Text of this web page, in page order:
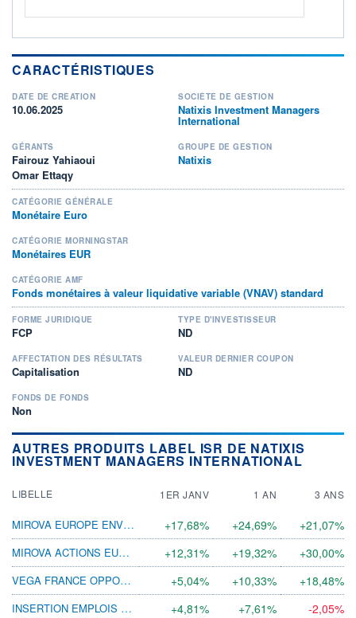
CARACTÉRISTIQUES
DATE DE CRÉATION
10.06.2025
SOCIÉTÉ DE GESTION
Natixis Investment Managers
International
GÉRANTS
Fairouz Yahiaoui
Omar Ettaqy
GROUPE DE GESTION
Natixis
CATÉGORIE GÉNÉRALE
Monétaire Euro
CATÉGORIE MORNINGSTAR
Monétaires EUR
CATÉGORIE AMF
Fonds monétaires à valeur liquidative variable (VNAV) standard
FORME JURIDIQUE
FCP
TYPE D'INVESTISSEUR
ND
AFFECTATION DES RÉSULTATS
Capitalisation
VALEUR DERNIER COUPON
ND
FONDS DE FONDS
Non
AUTRES PRODUITS LABEL ISR DE NATIXIS
INVESTMENT MANAGERS INTERNATIONAL
LIBELLE 1ER JANV 1 AN 3 ANS
MIROVA EUROPE ENVIRONNEMENT R(C) EUR +17,68% +24,69%
+21,07%
MIROVA ACTIONS EUROPE F(C) EUR
+12,31% +19,32%
+30,00%
VEGA FRANCE OPPORTUNITÉS ISR RC
+5,04% +10,33%
+18,48%
INSERTION EMPLOIS DYNAMIQUE R (C)
+4,81% +7,61%
-2,05%